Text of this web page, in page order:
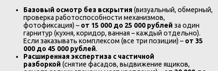
Базовый осмотр без вскрытия(визуальный, обмерный,
проверка работоспособности механизмов,
фотофиксация) – от 15 000 до 25 000 рублей за один
гарнитур (кухня, коридор, ванная – каждый отдельно).
Если заказывать комплексом (все три позиции) – от 35
000 до 45 000 рублей.
Расширенная экспертиза с частичной
разборкой (снятие фасадов, выдвижение ящиков,